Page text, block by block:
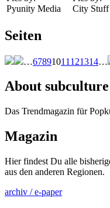
Pyunity Media
City Stuff
Seiten
…67891011 121314…
About subculture
Das Trendmagazin für
Magazin
Hier findest Du alle
aus den anderen Regionen.
archiv / e-paper